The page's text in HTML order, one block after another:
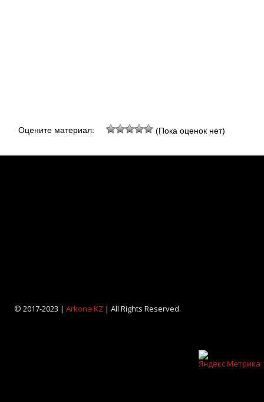
Оцените материал: (Пока оценок нет)
© 2017-2023 | Arkona KZ| All Rights Reserved.